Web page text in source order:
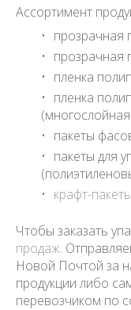
Ассортимент
прозрачная
прозрачная
пленка
пленка
пакеты
пакеты для
крафт-пакеты
Чтобы заказать
продаж.
Новой Почтой за
продукции либо
перевозчиком по